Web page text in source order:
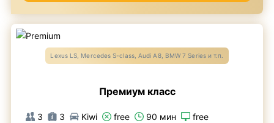
Lexus LS, Mercedes S-class, Audi A8, BMW 7 Series и т.п.
Премиум класс
3 3 Kiwi free 90 мин free